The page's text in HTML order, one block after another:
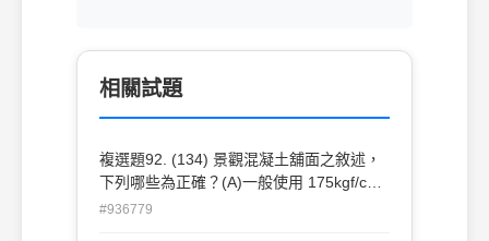
相關試題
複選題92. (134) 景觀混凝土舖面之敘述，
下列哪些為正確？(A)一般使用 175kgf/cm2
至 210kgf/cm2規格(B)原則上應採多次施
#936779